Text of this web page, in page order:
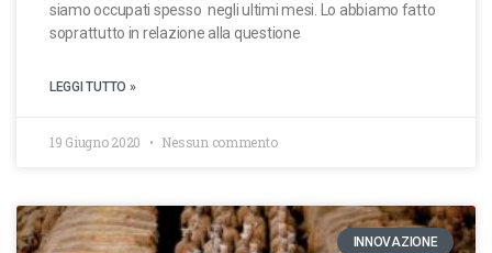
siamo occupati spesso negli ultimi mesi. Lo abbiamo fatto
soprattutto in relazione alla questione
LEGGI TUTTO »
19 Giugno 2020 Nessun commento
INNOVAZIONE